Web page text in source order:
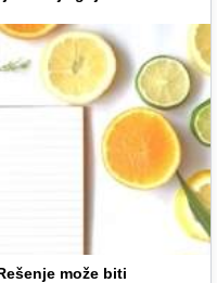
može biti